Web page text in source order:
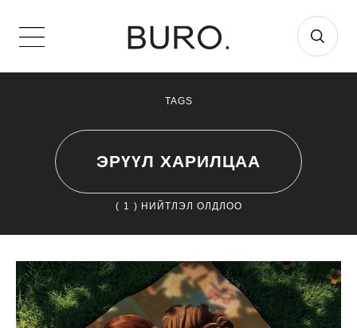
TAGS
ЭРҮҮЛ ХАРИЛЦАА
( 1 ) НИЙТЛЭЛ ОЛДЛОО